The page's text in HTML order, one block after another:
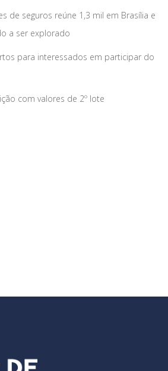
de seguros reúne 1,3 mil em Brasília e
a ser explorado
para interessados em participar do
com valores de 2º lote